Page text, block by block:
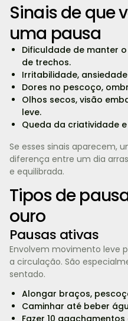
Sinais de que
uma pausa
Dificuldade de manter
de trechos.
Irritabilidade,
Dores no pescoço,
Olhos secos, visão
leve.
Queda da criatividade
Se esses sinais aparecem,
diferença entre um dia
e equilibrada.
Tipos de
ouro
Pausas ativas
Envolvem movimento leve
a circulação. São
sentado.
Alongar braços,
Caminhar até beber
Fazer 10